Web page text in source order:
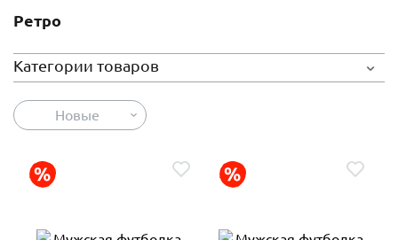
Ретро
Категории товаров
Новые